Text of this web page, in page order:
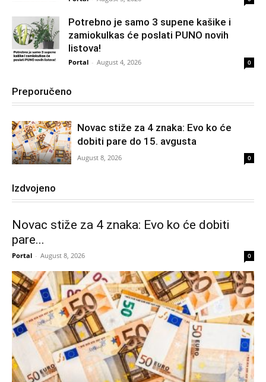
Potrebno je samo 3 supene kašike i
zamiokulkas će poslati PUNO novih
listova!
Portal - August 4, 2026 0
Preporučeno
Novac stiže za 4 znaka: Evo ko će
dobiti pare do 15. avgusta
August 8, 2026 0
Izdvojeno
Novac stiže za 4 znaka: Evo ko će dobiti
pare...
Portal - August 8, 2026 0